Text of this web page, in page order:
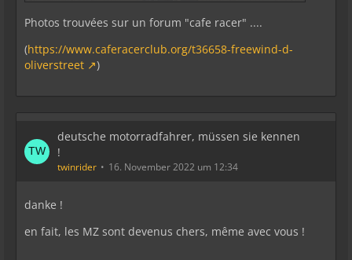
Photos trouvées sur un forum "cafe racer" ....
(https://www.caferacerclub.org/t36658-freewind-d-
oliverstreet
)
deutsche motorradfahrer, müssen sie kennen
!
twinrider 16. November 2022 um 12:34
danke !
en fait, les MZ sont devenus chers, même avec vous !